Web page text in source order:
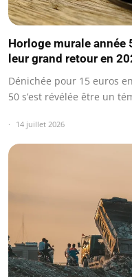
Horloge murale
leur grand retour en
Dénichée pour 15 euros
50 s’est révélée être un
14 juillet 2026